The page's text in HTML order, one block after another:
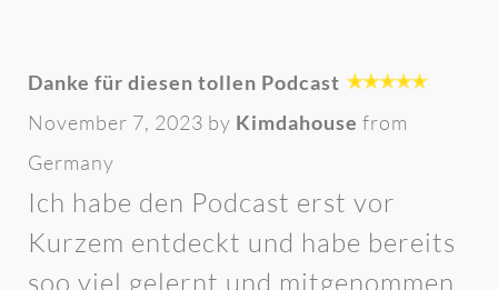
Danke für diesen tollen Podcast
November 7, 2023 by Kimdahouse from
Germany
Ich habe den Podcast erst vor
Kurzem entdeckt und habe bereits
soo viel gelernt und mitgenommen.